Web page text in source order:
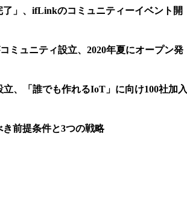
」、ifLinkのコミュニティーイベント開
ミュニティ設立、2020年夏にオープン発
、「誰でも作れるIoT」に向け100社加入
前提条件と3つの戦略